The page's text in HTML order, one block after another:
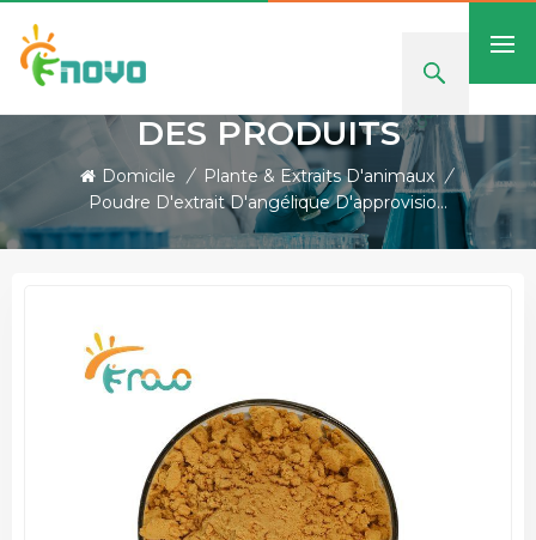
DES PRODUITS
Domicile / Plante & Extraits D'animaux /
Poudre D'extrait D'angélique D'approvisionnement D'usine, Ligustilide 1% HPLC